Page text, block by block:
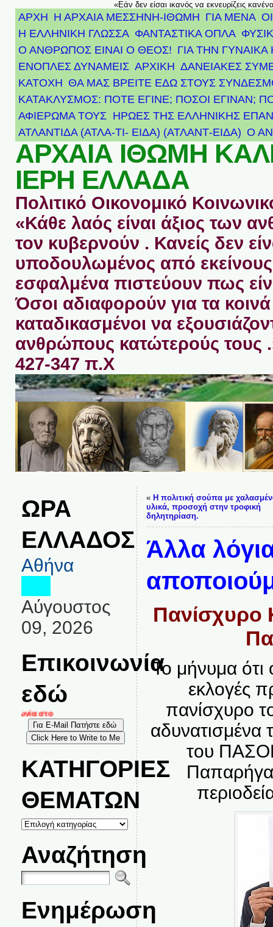
«Εάν δεν είσαι ικανός να εκνευρίζεις
ΑΡΧΗ Η ΑΡΧΑΙΑ ΜΕΣΣΗΝΗ-ΙΘΩΜΗ ΓΙΑ ΜΕΝΑ
Η ΕΛΛΗΝΙΚΗ ΓΛΩΣΣΑ ΦΑΝΤΑΣΤΙΚΑ ΟΠΛΑ
Ο ΑΝΘΡΩΠΟΣ ΕΙΝΑΙ Ο ΘΕΟΣ! ΓΙΑ ΤΗΝ ΓΥΝΑΙΚΑ
ΕΝΟΠΛΕΣ ΔΥΝΑΜΕΙΣ ΑΡΧΙΚΉ ΔΑΝΕΙΑΚΕΣ
ΚΑΤΟΧΗ ΘΑ ΜΑΣ ΒΡΕΙΤΕ ΕΔΩ ΣΤΟΥΣ
ΚΑΤΑΚΛΥΣΜΟΣ: ΠΟΤΕ ΕΓΙΝΕ; ΠΟΣΟΙ ΕΓΙΝΑΝ;
ΑΦΙΈΡΩΜΑ ΤΟΥΣ ΉΡΩΕΣ ΤΗΣ ΕΛΛΗΝΙΚΉΣ
ΑΤΛΑΝΤΊΔΑ (ΑΤΛΑ-ΤΙ- ΕΙΔΑ) (ΑΤΛΑΝΤ-ΕΙΔΑ) Ο
ΑΡΧΑΙΑ ΙΘΩΜΗ
ΙΕΡΗ ΕΛΛΑΔΑ
Πολιτικό Οικονομικό
«Κάθε λαός είναι άξιος των
τον κυβερνούν . Κανείς δεν
υποδουλωμένος από
εσφαλμένα πιστεύουν πως
Όσοι αδιαφορούν για τα κοινά
καταδικασμένοι να
ανθρώπους κατώτερούς τους
427-347 π.Χ
ΩΡΑ
ΕΛΛΑΔΟΣ
Αθήνα
Αύγουστος
09, 2026
Επικοινωνία
εδώ
στο
ΚΑΤΗΓΟΡΙΕΣ
ΘΕΜΑΤΩΝ
ΚΑΤΗΓΟΡΙΕΣ
ΘΕΜΑΤΩΝ
Αναζήτηση
Ενημέρωση
« Η πολιτική σούπα με
υλικά, προσοχή στην τροφική
δηλητηρίαση.
Άλλα
Πανίσχυρο
Το μήνυμα ότι
εκλογές
πανίσχυρο
αδυνατισμένα
του
Παπαρήγα